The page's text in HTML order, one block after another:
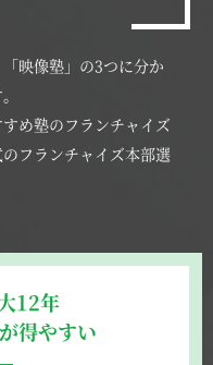
映像塾」の3つに分か
め塾のフランチャイズ
フランチャイズ本部選
12年
得やすい